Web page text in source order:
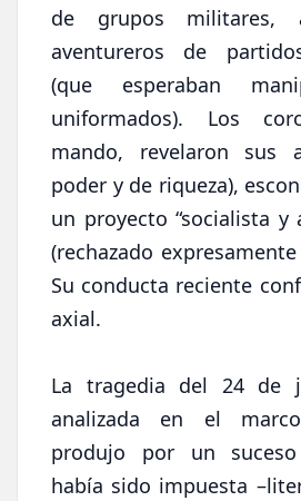
de grupos militares,
aventureros de
(que esperaban
uniformados). Los
mando, revelaron sus
poder y de riqueza),
un proyecto “socialista y
(rechazado
Su conducta reciente
axial.
La tragedia del 24 de
analizada en el
produjo por un
había sido impuesta